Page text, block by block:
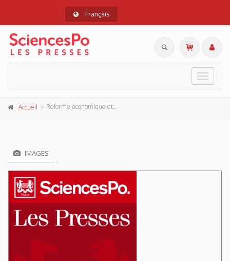
Français
Toggle
Accueil Réforme économique et socialisme en Yougoslavie
IMAGES